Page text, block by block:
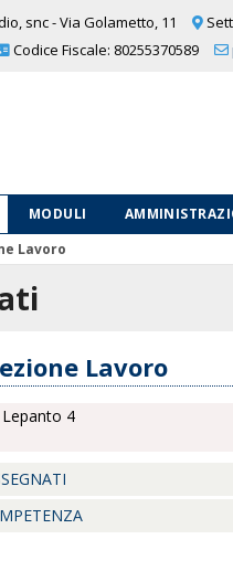
snc - Via Golametto, 11
Codice Fiscale: 80255370589
MODULI
Lavoro
Lavoro
Lepanto 4